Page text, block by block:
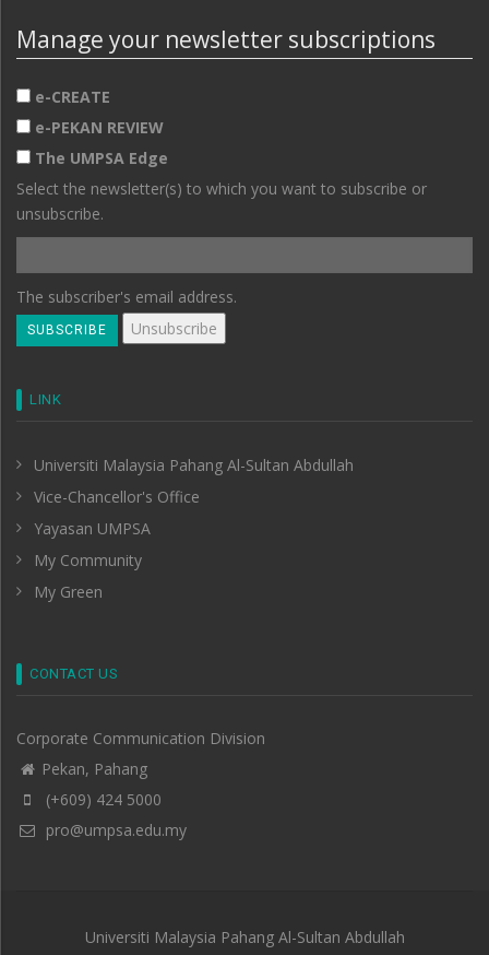
Manage your newsletter subscriptions
e-CREATE
e-PEKAN REVIEW
The UMPSA Edge
Select the newsletter(s) to which you want to subscribe or
unsubscribe.
The subscriber's email address.
LINK
Universiti Malaysia Pahang Al-Sultan Abdullah
Vice-Chancellor's Office
Yayasan UMPSA
My Community
My Green
CONTACT US
Corporate Communication Division
Pekan, Pahang
(+609) 424 5000
pro@umpsa.edu.my
Universiti Malaysia Pahang Al-Sultan Abdullah